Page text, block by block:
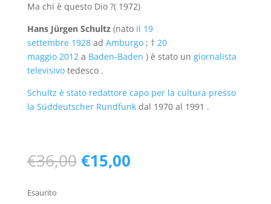
Ma chi è questo Dio ?( 1972)
Hans Jürgen Schultz(nato il 19
settembre 1928ad Amburgo; † 20
maggio 2012a Baden-Baden ) è stato un giornalista
televisivotedesco .
Schultz è stato redattore capo per la cultura presso
la Süddeutscher Rundfunkdal 1970 al 1991 .
€36,00 Il
prezzo
€15,00Il
Esaurito